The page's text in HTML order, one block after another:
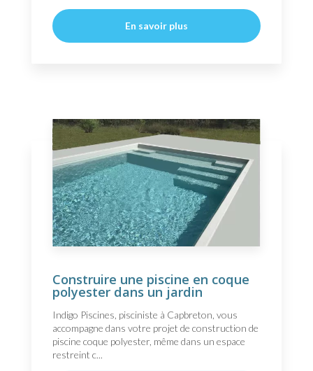
En savoir plus
Construire une piscine en coque
polyester dans un jardin
Indigo Piscines, pisciniste à Capbreton, vous
accompagne dans votre projet de construction de
piscine coque polyester, même dans un espace
restreint c...